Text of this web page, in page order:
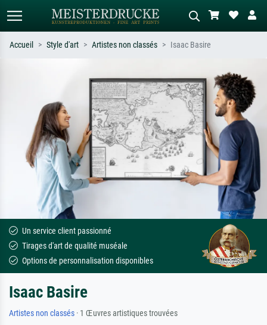
Recherchez par artiste, titre ou style –
ex. Monet, Nuit étoilée,
impressionnisme, vague de Hokusai,
nu.
Décrivez la scène – ex. prairie verte,
abstrait avec beaucoup de rouge,
tableau sombre, nu debout près d'un
arbre.
Accueil Style d'art Artistes non classés Isaac Basire
Un service client passionné
Tirages d'art de qualité muséale
Options de personnalisation disponibles
Isaac Basire
Artistes non classés · 1 Œuvres artistiques trouvées